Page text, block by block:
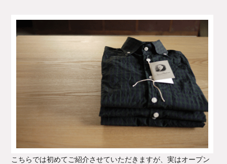
こちらでは初めてご紹介させていただきますが、実はオープン